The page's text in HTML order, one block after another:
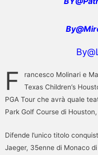
F
rancesco Molinari e
Texas Children’s
PGA Tour che avrà quale
Park Golf Course di
Difende l’unico titolo
Jaeger, 35enne di Monaco